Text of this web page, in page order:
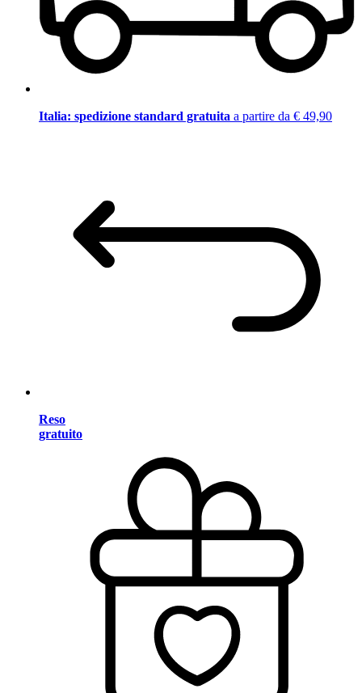
Italia: spedizione standard gratuita a partire da € 49,90
Reso
gratuito